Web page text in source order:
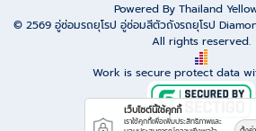
Powered By Thailand
© 2569 อู่ซ่อมรถยุโรป อู่ซ่อมสีตัวถังรถยุโรป
All rights reserved.
Work is secure protect data
เว็บไซต์นี้ใช้คุกกี้
เราใช้คุกกี้เพื่อเพิ่มประสิทธิภาพและ